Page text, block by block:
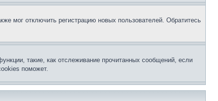
мог отключить регистрацию новых пользователей. Обратитесь
такие, как отслеживание прочитанных сообщений, если
поможет.